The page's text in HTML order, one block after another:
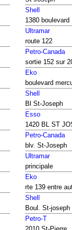
Shell
1380 boulevard
Ultramar
route 122
Petro-Canada
sortie 152 sur
Eko
boulevard
Shell
Bl St-Joseph
Esso
1420 BL ST
Petro-Canada
blv. St-Joseph
Ultramar
principale
Eko
rte 139 entre
Shell
Boul. St-
Petro-T